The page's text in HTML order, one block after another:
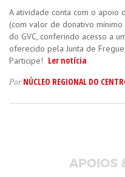
A atividade conta com o apoio
(com valor de donativo
do GVC, conferindo acesso a
oferecido pela Junta de
Participe! Ler notícia
PorNÚCLEO REGIONAL DO
APOIOS